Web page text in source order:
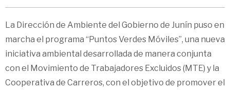
La Dirección de Ambiente del Gobierno de Junín puso en
marcha el programa “Puntos Verdes Móviles”, una nueva
iniciativa ambiental desarrollada de manera conjunta
con el Movimiento de Trabajadores Excluidos (MTE) y la
Cooperativa de Carreros, con el objetivo de promover el